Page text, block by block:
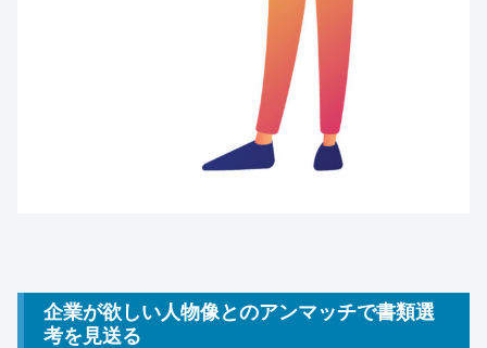
企業が欲しい人物像とのアンマッチで書類選
考を見送る